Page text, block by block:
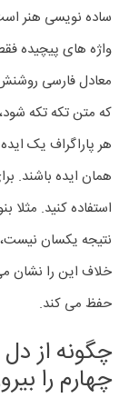
ساده نویسی هنر
واژه های پیچیده
معادل فارسی روشنش
که متن تکه تکه
هر پاراگراف یک
همان ایده باشند.
استفاده کنید.
نتیجه یکسان
خلاف این را نشان
حفظ می کند.
چگونه از
چهارم را